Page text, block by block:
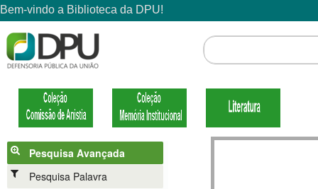
Pesquisa Avançada
Pesquisa Palavra